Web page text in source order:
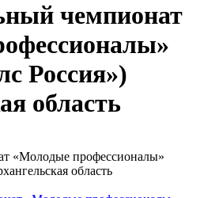
чемпионат
Россия»)
область
«Молодые профессионалы»
область